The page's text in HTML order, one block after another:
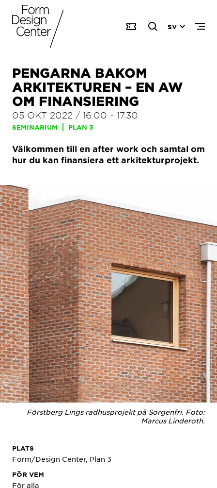
SV
PENGARNA BAKOM
ARKITEKTUREN – EN AW
OM FINANSIERING
05 OKT 2022 / 16.00 - 17.30
SEMINARIUM PLAN 3
Välkommen till en after work och samtal om
hur du kan finansiera ett arkitekturprojekt.
Förstberg Lings radhusprojekt på Sorgenfri. Foto:
Marcus Linderoth.
PLATS
Form/Design Center, Plan 3
FÖR VEM
För alla